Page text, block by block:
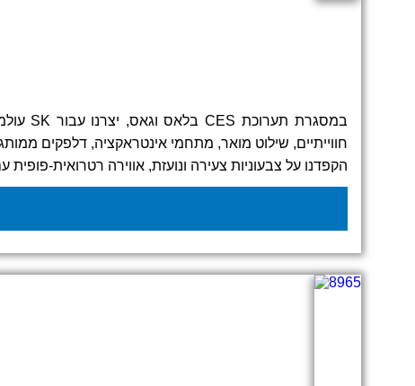
חווייתיים, שילוט מואר, מתחמי אינטראקציה, דלפקים
הקפדנו על צבעוניות צעירה ונועזת, אווירה רטרואית-
בפרויקט הזה הפכנו שטח תצוגה למתחם חווייתי שבלתי